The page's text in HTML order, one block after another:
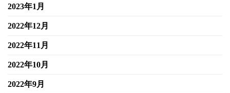
2023年1月
2022年12月
2022年11月
2022年10月
2022年9月